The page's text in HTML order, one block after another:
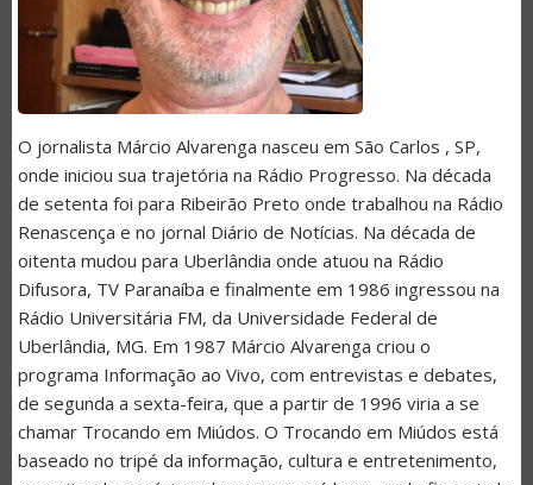
O jornalista Márcio Alvarenga nasceu em São Carlos , SP,
onde iniciou sua trajetória na Rádio Progresso. Na década
de setenta foi para Ribeirão Preto onde trabalhou na Rádio
Renascença e no jornal Diário de Notícias. Na década de
oitenta mudou para Uberlândia onde atuou na Rádio
Difusora, TV Paranaíba e finalmente em 1986 ingressou na
Rádio Universitária FM, da Universidade Federal de
Uberlândia, MG. Em 1987 Márcio Alvarenga criou o
programa Informação ao Vivo, com entrevistas e debates,
de segunda a sexta-feira, que a partir de 1996 viria a se
chamar Trocando em Miúdos. O Trocando em Miúdos está
baseado no tripé da informação, cultura e entretenimento,